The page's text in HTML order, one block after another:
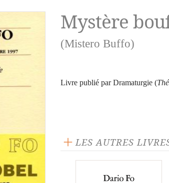
Mystère
(Mistero Buffo)
Livre publié par Dramaturgie (
LES AUTRES